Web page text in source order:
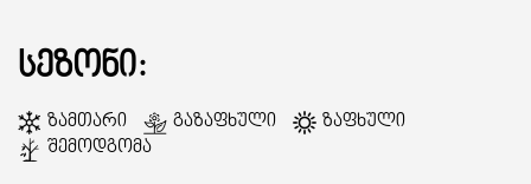
ᲒᲖᲐᲛᲙᲕᲚᲔᲕᲘ
სეზონი:
Ზამთარი Გაზაფხული
Ზაფხული
Შემოდგომა